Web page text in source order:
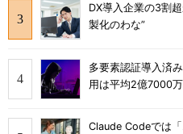
DX導入企業の3割
製化のわな”
多要素認証導入済
用は平均2億7000
Claude Codeでは